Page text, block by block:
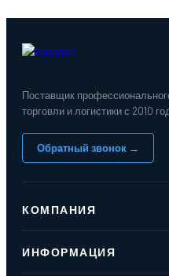
Поставщик
торговли и логистики с 2010
Обратный звонок →
КОМПАНИЯ
Реквизиты
ИНФОРМАЦИЯ